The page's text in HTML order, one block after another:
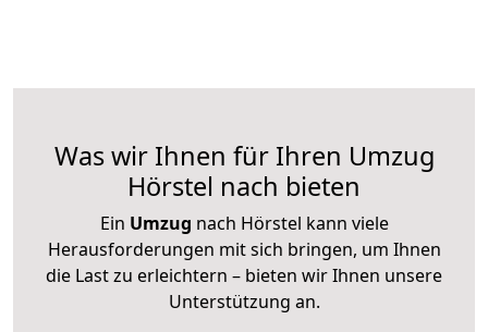
Was wir Ihnen für Ihren Umzug
Hörstel nach bieten
Ein Umzug nach Hörstel kann viele
Herausforderungen mit sich bringen, um Ihnen
die Last zu erleichtern – bieten wir Ihnen unsere
Unterstützung an.